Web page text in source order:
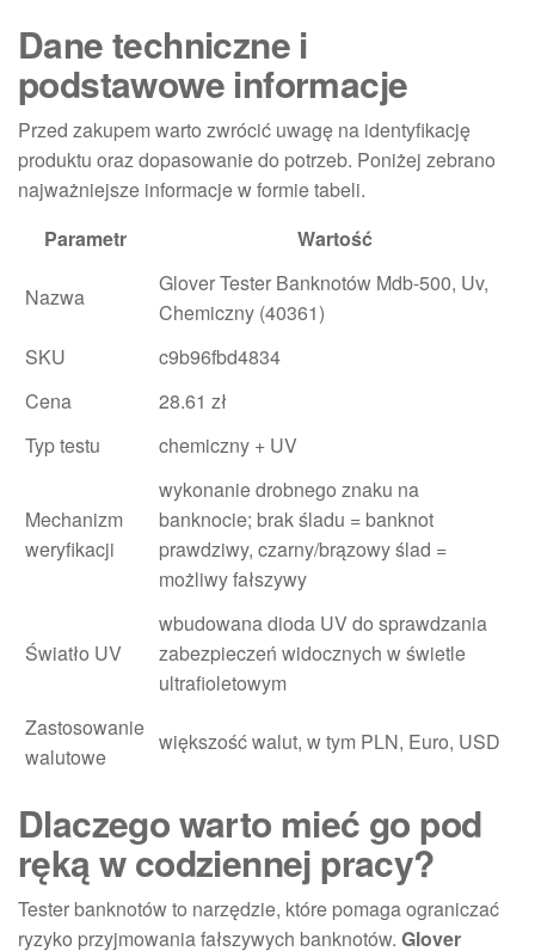
Dane techniczne i
podstawowe informacje
Przed zakupem warto zwrócić uwagę na identyfikację
produktu oraz dopasowanie do potrzeb. Poniżej zebrano
najważniejsze informacje w formie tabeli.
Parametr
Wartość
Nazwa
Glover Tester Banknotów Mdb-500, Uv,
Chemiczny (40361)
SKU
c9b96fbd4834
Cena
28.61 zł
Typ testu
chemiczny + UV
Mechanizm
weryfikacji
wykonanie drobnego znaku na
banknocie; brak śladu = banknot
prawdziwy, czarny/brązowy ślad =
możliwy fałszywy
Światło UV
wbudowana dioda UV do sprawdzania
zabezpieczeń widocznych w świetle
ultrafioletowym
Zastosowanie
walutowe
większość walut, w tym PLN, Euro, USD
Dlaczego warto mieć go pod
ręką w codziennej pracy?
Tester banknotów to narzędzie, które pomaga ograniczać
ryzyko przyjmowania fałszywych banknotów. Glover